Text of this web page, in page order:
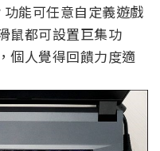
能可任意自定義遊戲
鼠都可設置巨集功
個人覺得回饋力度適